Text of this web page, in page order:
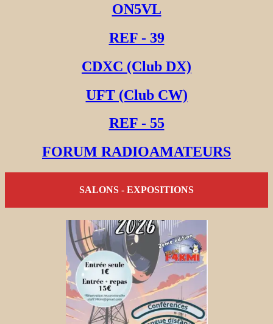
ON5VL
REF - 39
CDXC (Club DX)
UFT (Club CW)
REF - 55
FORUM RADIOAMATEURS
SALONS - EXPOSITIONS